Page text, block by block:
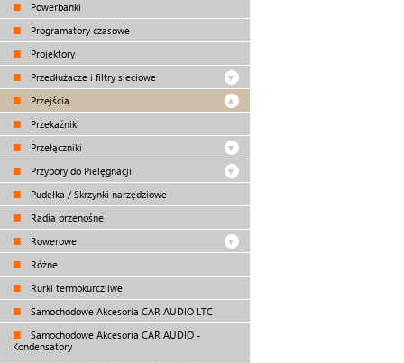
Powerbanki
Programatory czasowe
Projektory
Przedłużacze i filtry sieciowe
Przejścia
Przekaźniki
Przełączniki
Przybory do Pielęgnacji
Pudełka / Skrzynki narzędziowe
Radia przenośne
Rowerowe
Różne
Rurki termokurczliwe
Samochodowe Akcesoria CAR AUDIO LTC
Samochodowe Akcesoria CAR AUDIO -
Kondensatory